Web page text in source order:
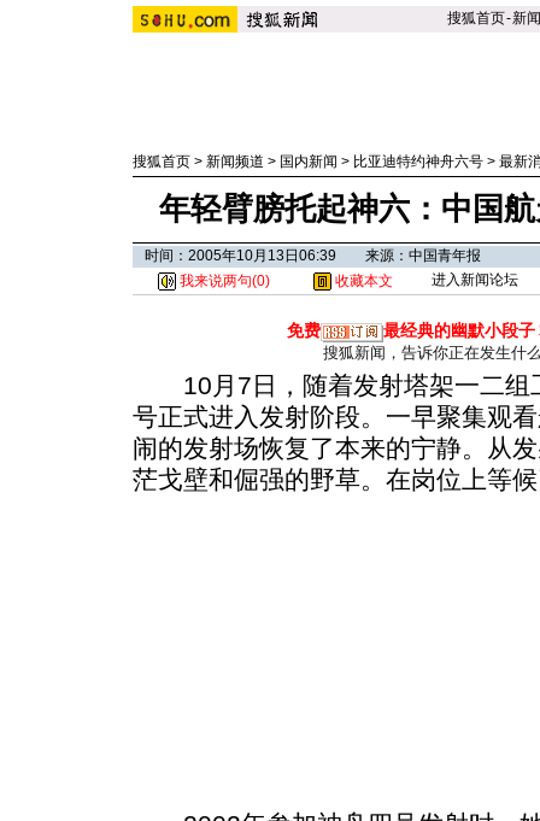
搜狐首页-新闻
搜狐首页 > 新闻频道 > 国内新闻 > 比亚迪特约神舟六号 > 最新
年轻臂膀托起神六：中国
时间：2005年10月13日06:39 来源：中国青年报
我来说两句(0) 收藏本文 进入新闻论坛
免费 最经典的幽默小段子
搜狐新闻，告诉你正在发生什
10月7日，随着发射塔架一二组
号正式进入发射阶段。一早聚集观
闹的发射场恢复了本来的宁静。从
茫戈壁和倔强的野草。在岗位上等